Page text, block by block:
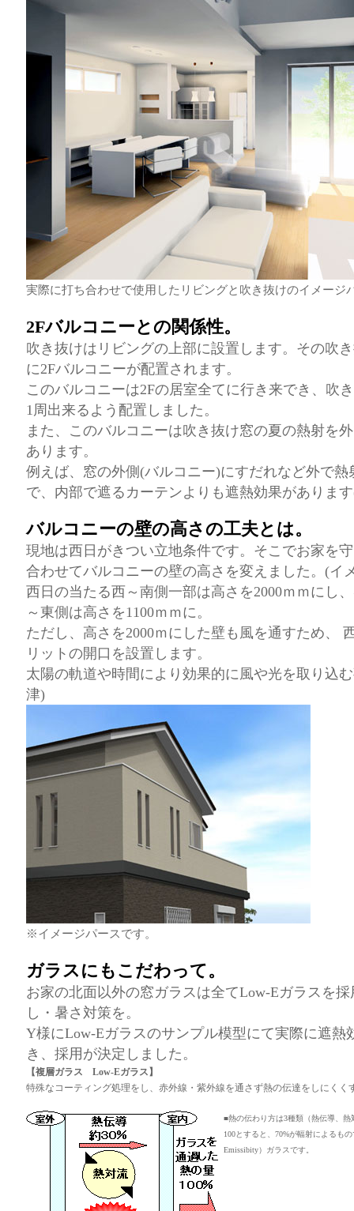
実際に打ち合わせで使用したリビングと吹き抜けのイメージ
2Fバルコニーとの関係性。
吹き抜けはリビングの上部に設置します。その吹
に2Fバルコニーが配置されます。
このバルコニーは2Fの居室全てに行き来でき、吹
1周出来るよう配置しました。
また、このバルコニーは吹き抜け窓の夏の熱射を
あります。
例えば、窓の外側(バルコニー)にすだれなど外で
で、内部で遮るカーテンよりも遮熱効果がありま
バルコニーの壁の高さの工夫とは。
現地は西日がきつい立地条件です。そこでお家を
合わせてバルコニーの壁の高さを変えました。(イ
西日の当たる西～南側一部は高さを2000ｍｍにし
～東側は高さを1100ｍｍに。
ただし、高さを2000ｍにした壁も風を通すため、
リットの開口を設置します。
太陽の軌道や時間により効果的に風や光を取り込
津)
※イメージパースです。
ガラスにもこだわって。
お家の北面以外の窓ガラスは全てLow-Eガラスを
し・暑さ対策を。
Y様にLow-Eガラスのサンプル模型にて実際に遮熱
き、採用が決定しました。
【複層ガラス Low-Eガラス】
特殊なコーティング処理をし、赤外線・紫外線を通さず熱の伝達をしにくく
■熱の伝わり方は3種類（熱伝導、
100とすると、70%が輻射によるも
Emissibity）ガラスです。